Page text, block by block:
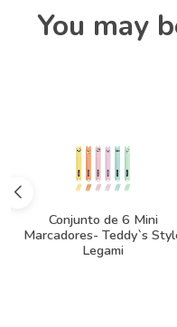
You may
Conjunto de 6 Mini
Marcadores- Teddy`s
Legami